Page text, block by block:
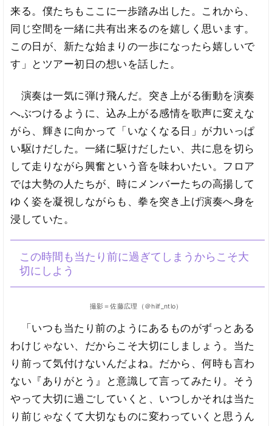
来る。僕たちもここに一歩踏み出した。これから、
同じ空間を一緒に共有出来るのを嬉しく思います。
この日が、新たな始まりの一歩になったら嬉しいで
す」とツアー初日の想いを話した。
演奏は一気に弾け飛んだ。突き上がる衝動を演奏
へぶつけるように、込み上がる感情を歌声に変えな
がら、輝きに向かって「いなくなる日」が力いっぱ
い駆けだした。一緒に駆けだしたい、共に息を切ら
して走りながら興奮という音を味わいたい。フロア
では大勢の人たちが、時にメンバーたちの高揚して
ゆく姿を凝視しながらも、拳を突き上げ演奏へ身を
浸していた。
この時間も当たり前に過ぎてしまうからこそ大
切にしよう
撮影＝佐藤広理（＠hilf_ntlo）
「いつも当たり前のようにあるものがずっとある
わけじゃない、だからこそ大切にしましょう。当た
り前って気付けないんだよね。だから、何時も言わ
ない『ありがとう』と意識して言ってみたり。そう
やって大切に過ごしていくと、いつしかそれは当た
り前じゃなくて大切なものに変わっていくと思うん